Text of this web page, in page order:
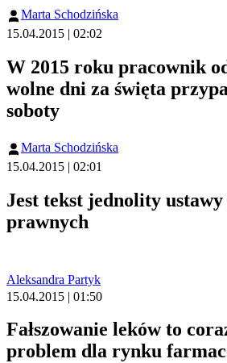
Marta Schodzińska
15.04.2015 | 02:02
W 2015 roku pracownik
wolne dni za święta
soboty
Marta Schodzińska
15.04.2015 | 02:01
Jest tekst jednolity
prawnych
Aleksandra Partyk
15.04.2015 | 01:50
Fałszowanie leków to
problem dla rynku